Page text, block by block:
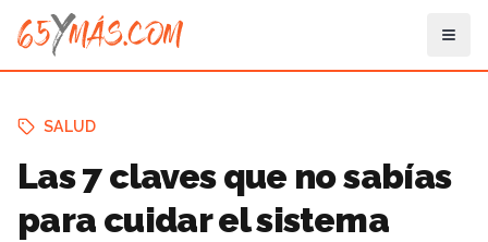
SALUD
Las 7 claves que no sabías
para cuidar el sistema